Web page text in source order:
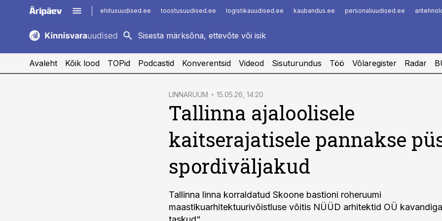
ehitusuudised.ee toostusuudised.ee logistikauudised.ee kaubandus.ee personaliuudised.ee
kaubandus.ee
logistikauudised.ee
imelineajalugu.ee
Infopank
Avaleht Kõik lood TOPid Podcastid Konverentsid Videod Sisuturundus Töö Võlaregister Radar
LINNARUUM 15.05.26, 14:20
Tallinna ajaloolisele
kaitserajatisele pannakse
spordiväljakud
Tallinna linna korraldatud Skoone bastioni roheruumi
maastikuarhitektuurivõistluse võitis NÜÜD arhitektid OÜ